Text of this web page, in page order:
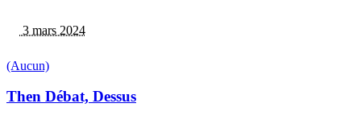
3 mars 2024
(Aucun)
Then Débat, Dessus